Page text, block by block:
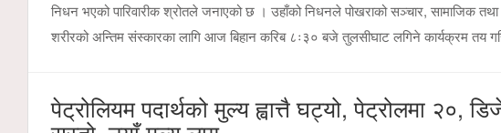
निधन भएको पारिवारीक श्रोतले जनाएको छ । उहाँको निधनले पोखराको सञ्चार, सामाजिक तथा
शरीरको अन्तिम संस्कारका लागि आज बिहान करिब ८ः३० बजे तुलसीघाट लगिने कार्यक्रम
पेट्रोलियम पदार्थको मुल्य ह्वात्तै घट्यो, पेट्रोलमा २०,